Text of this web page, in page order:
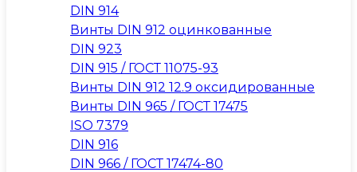
DIN 914
Винты DIN 912 оцинкованные
DIN 923
DIN 915 / ГОСТ 11075-93
Винты DIN 912 12.9 оксидированные
Винты DIN 965 / ГОСТ 17475
ISO 7379
DIN 916
DIN 966 / ГОСТ 17474-80